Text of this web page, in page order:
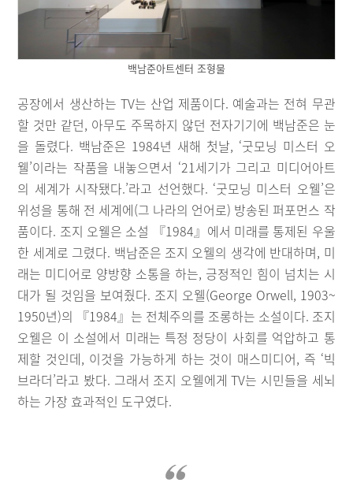
백남준아트센터 조형물
공장에서 생산하는 TV는 산업 제품이다. 예술과는 전혀 무관
할 것만 같던, 아무도 주목하지 않던 전자기기에 백남준은 눈
을 돌렸다. 백남준은 1984년 새해 첫날, ‘굿모닝 미스터 오
웰’이라는 작품을 내놓으면서 ‘21세기가 그리고 미디어아트
의 세계가 시작됐다.’라고 선언했다. ‘굿모닝 미스터 오웰’은
위성을 통해 전 세계에(그 나라의 언어로) 방송된 퍼포먼스 작
품이다. 조지 오웰은 소설 『1984』에서 미래를 통제된 우울
한 세계로 그렸다. 백남준은 조지 오웰의 생각에 반대하며, 미
래는 미디어로 양방향 소통을 하는, 긍정적인 힘이 넘치는 시
대가 될 것임을 보여줬다. 조지 오웰(George Orwell, 1903~
1950년)의 『1984』는 전체주의를 조롱하는 소설이다. 조지
오웰은 이 소설에서 미래는 특정 정당이 사회를 억압하고 통
제할 것인데, 이것을 가능하게 하는 것이 매스미디어, 즉 ‘빅
브라더’라고 봤다. 그래서 조지 오웰에게 TV는 시민들을 세뇌
하는 가장 효과적인 도구였다.